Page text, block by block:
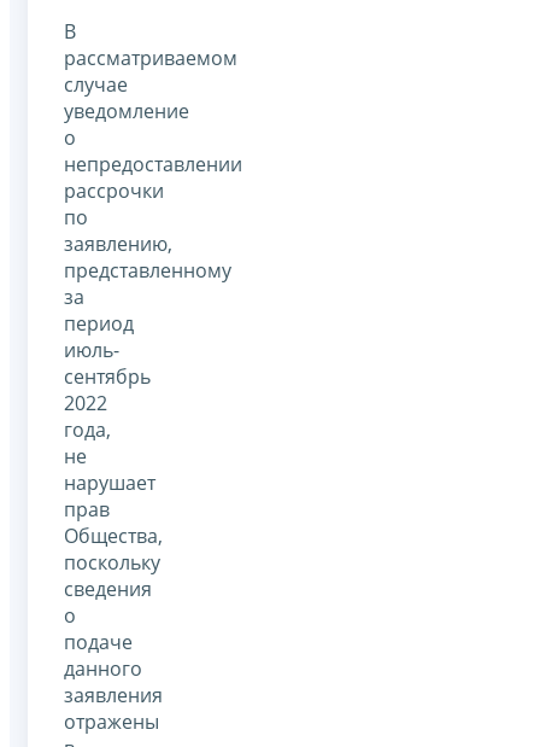
В
рассматриваемом
случае
уведомление
о
непредоставлении
рассрочки
по
заявлению,
представленному
за
период
июль-
сентябрь
2022
года,
не
нарушает
прав
Общества,
поскольку
сведения
о
подаче
данного
заявления
отражены